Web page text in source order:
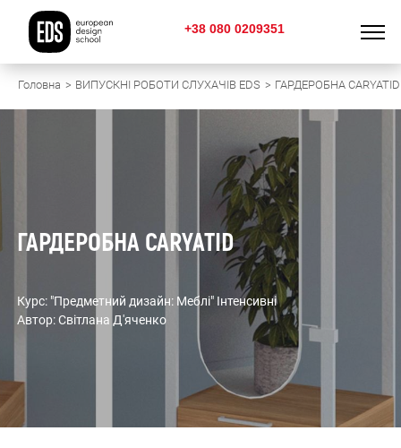
+38 080 0209351
Головна ВИПУСКНІ РОБОТИ СЛУХАЧІВ EDS ГАРДЕРОБНА CARYATID
ГАРДЕРОБНА CARYATID
Курс: "Предметний дизайн: Меблі" Інтенсивні
Автор: Світлана Д'яченко